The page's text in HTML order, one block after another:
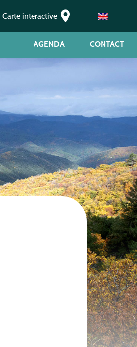
Carte interactive
CONTACT
AGENDA